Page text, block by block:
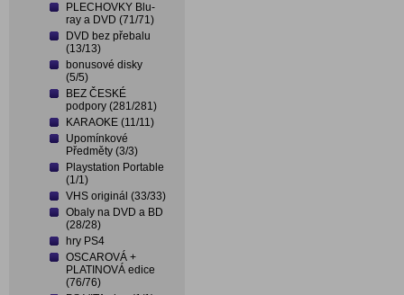
PLECHOVKY Blu-
ray a DVD (71/71)
DVD bez přebalu
(13/13)
bonusové disky
(5/5)
BEZ ČESKÉ
podpory (281/281)
KARAOKE (11/11)
Upomínkové
Předměty (3/3)
Playstation Portable
(1/1)
VHS originál (33/33)
Obaly na DVD a BD
(28/28)
hry PS4
OSCAROVÁ +
PLATINOVÁ edice
(76/76)